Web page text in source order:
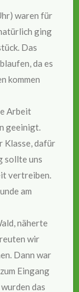
waren für
ging
Das
da es
kommen
Arbeit
geeinigt.
Klasse, dafür
sollte uns
vertreiben.
am
näherte
wir
Dann war
Eingang
das